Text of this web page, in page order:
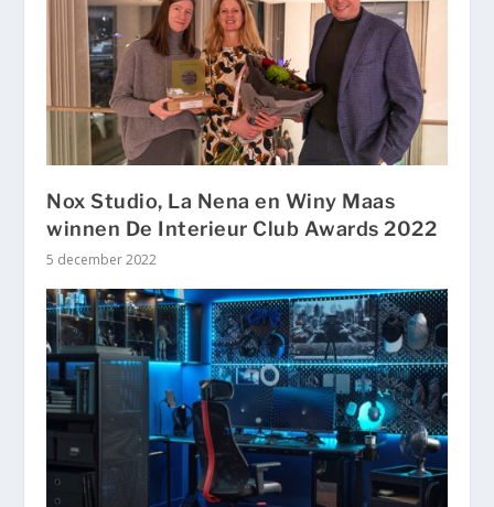
Nox Studio, La Nena en Winy Maas
winnen De Interieur Club Awards 2022
5 december 2022